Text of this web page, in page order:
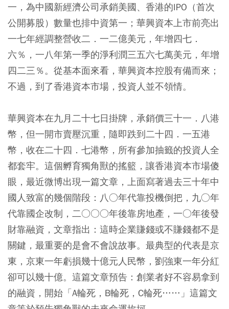
一，為中國新經濟公司承銷美國、香港的IPO（首次
公開募股）數量也排中資第一；華興資本上市前亮出
一七年經調整營收二．一二億美元，年增四七．
六％，一八年第一季的淨利潤三五六七萬美元，年增
四二三％。從基本面來看，華興資本控股有備而來；
不過，到了香港資本市場，投資人並不領情。
華興資本在九月二十七日掛牌，承銷價三十一．八港
幣，但一開市賣壓沉重，隨即跌到二十四．一五港
幣，收在二十四．七港幣，所有參加抽籤的投資人全
都套牢。這個孵育獨角獸的搖籃，讓香港資本市場傻
眼，最近微博出現一篇文章，上面寫著過去三十年中
國人致富的幾個階段：八○年代靠投機倒把，九○年
代靠國企改制，二○○○年後靠房地產，一○年後發
財靠融資，文章指出：這時企業賺錢或不賺錢都不是
關鍵，最重要的是會不會說故事。最典型的代表是京
東，京東一年虧損幾十億元人民幣，劉強東一年分紅
卻可以幾十億。這篇文章預告：創業者好不容易拿到
的融資，開始「A輪死，B輪死，C輪死……」這篇文